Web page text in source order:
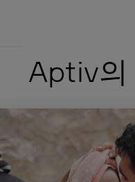
Aptiv의